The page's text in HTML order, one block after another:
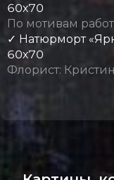
60х70
По мотивам
✓ Натюрморт
60х70
Флорист: